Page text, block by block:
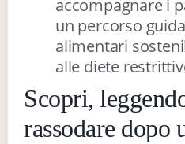
accompagnare i
un percorso
alimentari
alle diete
Scopri,
rassodare dopo